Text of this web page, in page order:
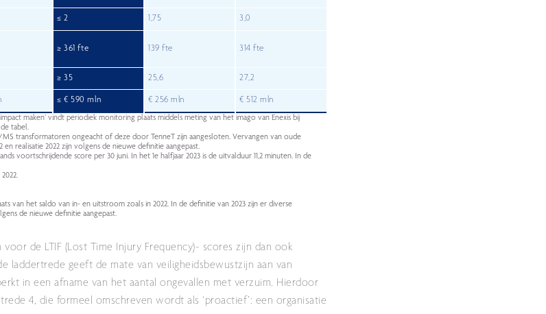
≤ 2 1,75 3,0
≥ 361 fte 139 fte 314 fte
≥ 35 25,6 27,2
≤ € 590 mln € 256 mln € 512 mln
maken’ vindt periodiek monitoring plaats middels meting van het imago van Enexis bij
tabel.
transformatoren ongeacht of deze door TenneT zijn aangesloten. Vervangen van oude
realisatie 2022 zijn volgens de nieuwe definitie aangepast.
voortschrijdende score per 30 juni. In het 1e halfjaar 2023 is de uitvalduur 11,2 minuten. In de
van het saldo van in- en uitstroom zoals in 2022. In de definitie van 2023 zijn er diverse
de nieuwe definitie aangepast.
de LTIF (Lost Time Injury Frequency)- scores zijn dan ook
laddertrede geeft de mate van veiligheidsbewustzijn aan van
in een afname van het aantal ongevallen met verzuim. Hierdoor
4, die formeel omschreven wordt als ‘proactief’: een organisatie